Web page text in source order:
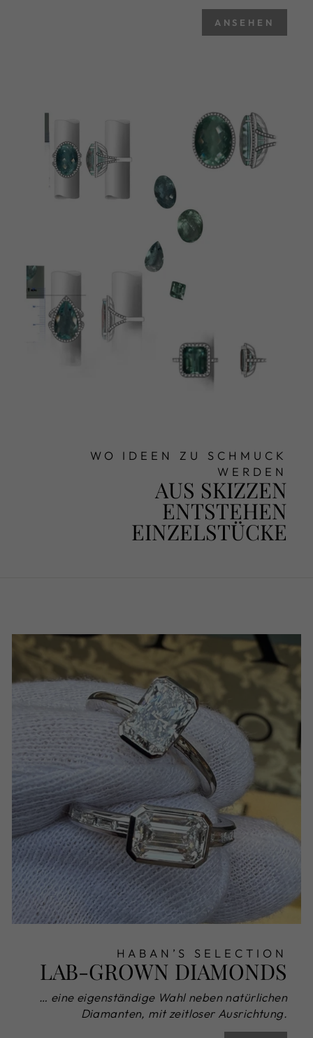
ANSEHEN
WO IDEEN ZU SCHMUCK
WERDEN
AUS SKIZZEN
ENTSTEHEN
EINZELSTÜCKE
HABAN’S SELECTION
LAB-GROWN DIAMONDS
… eine eigenständige Wahl neben natürlichen
Diamanten, mit zeitloser Ausrichtung.